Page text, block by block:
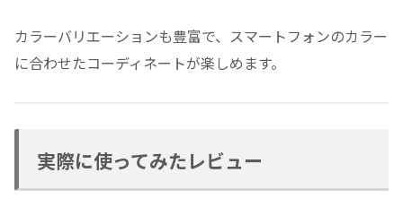
カラーバリエーションも豊富で、スマートフォンのカラー
に合わせたコーディネートが楽しめます。
実際に使ってみたレビュー